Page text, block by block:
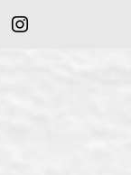
instagram